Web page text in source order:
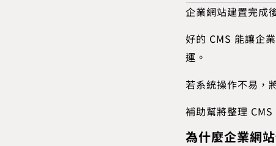
企業網站建置完成
好的 CMS 能讓企
運。
若系統操作不易，
補助幫將整理
為什麼企業網